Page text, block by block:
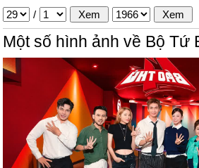
/
Một số hình ảnh về Bộ Tứ